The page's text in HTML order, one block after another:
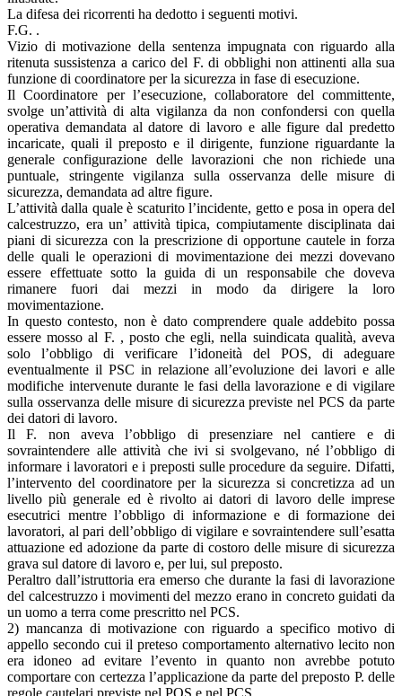
La difesa dei ricorrenti ha dedotto i seguenti motivi.
F.G. .
Vizio di motivazione della sentenza impugnata con riguardo alla
ritenuta sussistenza a carico del F. di obblighi non attinenti alla sua
funzione di coordinatore per la sicurezza in fase di esecuzione.
Il Coordinatore per l’esecuzione, collaboratore del committente,
svolge un’attività di alta vigilanza da non confondersi con quella
operativa demandata al datore di lavoro e alle figure dal predetto
incaricate, quali il preposto e il dirigente, funzione riguardante la
generale configurazione delle lavorazioni che non richiede una
puntuale, stringente vigilanza sulla osservanza delle misure di
sicurezza, demandata ad altre figure.
L’attività dalla quale è scaturito l’incidente, getto e posa in opera del
calcestruzzo, era un’ attività tipica, compiutamente disciplinata dai
piani di sicurezza con la prescrizione di opportune cautele in forza
delle quali le operazioni di movimentazione dei mezzi dovevano
essere effettuate sotto la guida di un responsabile che doveva
rimanere fuori dai mezzi in modo da dirigere la loro
movimentazione.
In questo contesto, non è dato comprendere quale addebito possa
essere mosso al F. , posto che egli, nella suindicata qualità, aveva
solo l’obbligo di verificare l’idoneità del POS, di adeguare
eventualmente il PSC in relazione all’evoluzione dei lavori e alle
modifiche intervenute durante le fasi della lavorazione e di vigilare
sulla osservanza delle misure di sicurezza previste nel PCS da parte
dei datori di lavoro.
Il F. non aveva l’obbligo di presenziare nel cantiere e di
sovraintendere alle attività che ivi si svolgevano, né l’obbligo di
informare i lavoratori e i preposti sulle procedure da seguire. Difatti,
l’intervento del coordinatore per la sicurezza si concretizza ad un
livello più generale ed è rivolto ai datori di lavoro delle imprese
esecutrici mentre l’obbligo di informazione e di formazione dei
lavoratori, al pari dell’obbligo di vigilare e sovraintendere sull’esatta
attuazione ed adozione da parte di costoro delle misure di sicurezza
grava sul datore di lavoro e, per lui, sul preposto.
Peraltro dall’istruttoria era emerso che durante la fasi di lavorazione
del calcestruzzo i movimenti del mezzo erano in concreto guidati da
un uomo a terra come prescritto nel PCS.
2) mancanza di motivazione con riguardo a specifico motivo di
appello secondo cui il preteso comportamento alternativo lecito non
era idoneo ad evitare l’evento in quanto non avrebbe potuto
comportare con certezza l’applicazione da parte del preposto P. delle
regole cautelari previste nel POS e nel PCS.